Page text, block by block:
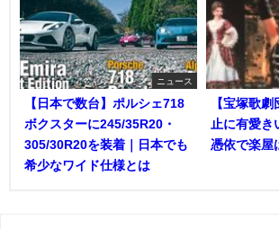
ニュース
【日本で数台】ポルシェ718
ボクスターに245/35R20・
305/30R20を装着｜日本でも
希少なワイド仕様とは
【宝塚歌
止に有愛き
憑依で楽屋